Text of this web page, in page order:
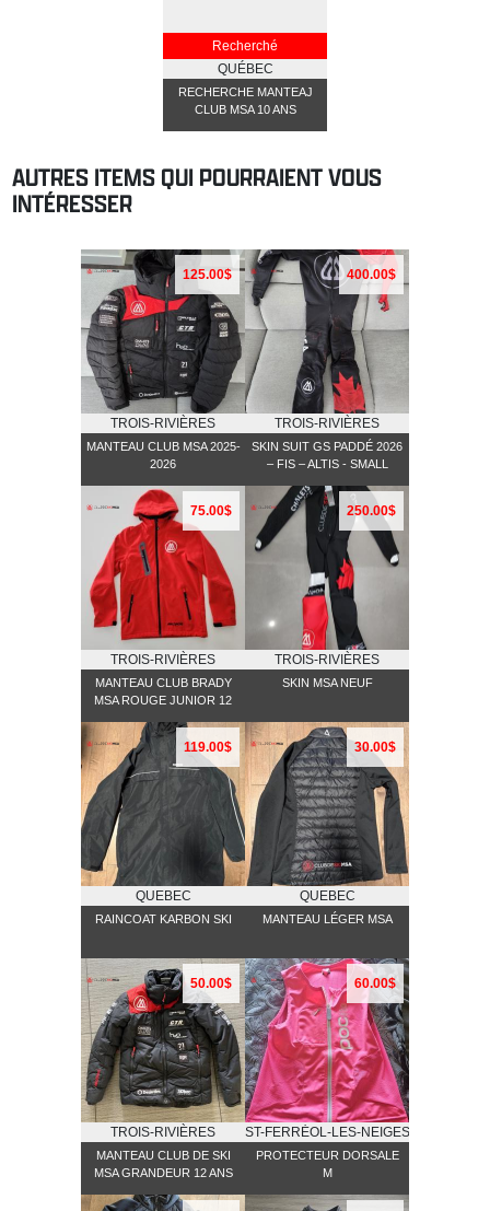
Recherché
QUÉBEC
RECHERCHE MANTEAJ
CLUB MSA 10 ANS
AUTRES ITEMS QUI POURRAIENT VOUS
INTÉRESSER
125.00$
TROIS-RIVIÈRES
MANTEAU CLUB MSA 2025-
2026
400.00$
TROIS-RIVIÈRES
SKIN SUIT GS PADDÉ 2026
– FIS – ALTIS - SMALL
75.00$
TROIS-RIVIÈRES
MANTEAU CLUB BRADY
MSA ROUGE JUNIOR 12
250.00$
TROIS-RIVIÈRES
SKIN MSA NEUF
119.00$
QUEBEC
RAINCOAT KARBON SKI
30.00$
QUEBEC
MANTEAU LÉGER MSA
50.00$
TROIS-RIVIÈRES
MANTEAU CLUB DE SKI
MSA GRANDEUR 12 ANS
60.00$
ST-FERRĖOL-LES-NEIGES
PROTECTEUR DORSALE
M